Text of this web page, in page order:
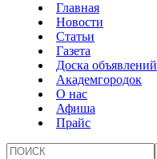
Главная
Новости
Статьи
Газета
Доска объявлений
Академгородок
О нас
Афиша
Прайс